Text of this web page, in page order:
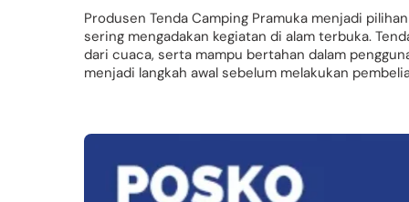
Produsen Tenda Camping Pramuka menjadi
sering mengadakan kegiatan di alam terbuka.
dari cuaca, serta mampu bertahan dalam
menjadi langkah awal sebelum melakukan